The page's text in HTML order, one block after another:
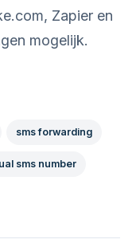
Zapier en
mogelijk.
sms forwarding
sms number